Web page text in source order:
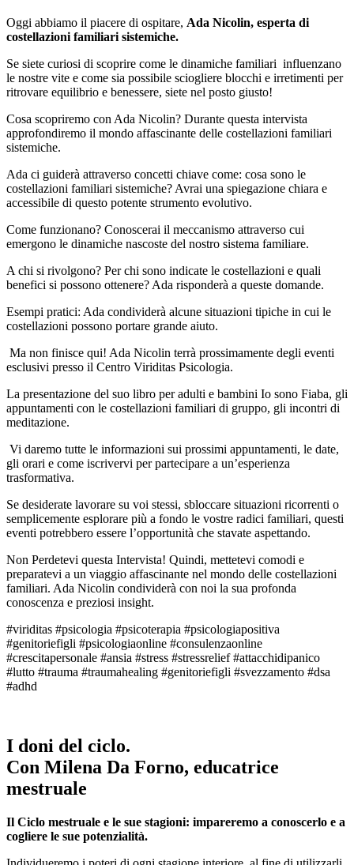
Oggi abbiamo il piacere di ospitare, Ada Nicolin, esperta di
costellazioni familiari sistemiche.
Se siete curiosi di scoprire come le dinamiche familiari influenzano
le nostre vite e come sia possibile sciogliere blocchi e irretimenti per
ritrovare equilibrio e benessere, siete nel posto giusto!
Cosa scopriremo con Ada Nicolin? Durante questa intervista
approfondiremo il mondo affascinante delle costellazioni familiari
sistemiche.
Ada ci guiderà attraverso concetti chiave come: cosa sono le
costellazioni familiari sistemiche? Avrai una spiegazione chiara e
accessibile di questo potente strumento evolutivo.
Come funzionano? Conoscerai il meccanismo attraverso cui
emergono le dinamiche nascoste del nostro sistema familiare.
A chi si rivolgono? Per chi sono indicate le costellazioni e quali
benefici si possono ottenere? Ada risponderà a queste domande.
Esempi pratici: Ada condividerà alcune situazioni tipiche in cui le
costellazioni possono portare grande aiuto.
Ma non finisce qui! Ada Nicolin terrà prossimamente degli eventi
esclusivi presso il Centro Viriditas Psicologia.
La presentazione del suo libro per adulti e bambini Io sono Fiaba, gli
appuntamenti con le costellazioni familiari di gruppo, gli incontri di
meditazione.
Vi daremo tutte le informazioni sui prossimi appuntamenti, le date,
gli orari e come iscrivervi per partecipare a un’esperienza
trasformativa.
Se desiderate lavorare su voi stessi, sbloccare situazioni ricorrenti o
semplicemente esplorare più a fondo le vostre radici familiari, questi
eventi potrebbero essere l’opportunità che stavate aspettando.
Non Perdetevi questa Intervista! Quindi, mettetevi comodi e
preparatevi a un viaggio affascinante nel mondo delle costellazioni
familiari. Ada Nicolin condividerà con noi la sua profonda
conoscenza e preziosi insight.
#viriditas #psicologia #psicoterapia #psicologiapositiva
#genitoriefigli #psicologiaonline #consulenzaonline
#crescitapersonale #ansia #stress #stressrelief #attacchidipanico
#lutto #trauma #traumahealing #genitoriefigli #svezzamento #dsa
#adhd
I doni del ciclo.
Con Milena Da Forno, educatrice
mestruale
Il Ciclo mestruale e le sue stagioni: impareremo a conoscerlo e a
cogliere le sue potenzialità.